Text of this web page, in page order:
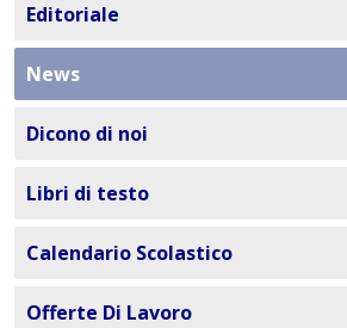
Editoriale
News
Dicono di noi
Libri di testo
Calendario Scolastico
Offerte Di Lavoro